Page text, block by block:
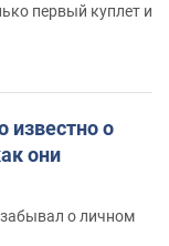
первый куплет и
известно о
они
забывал о личном